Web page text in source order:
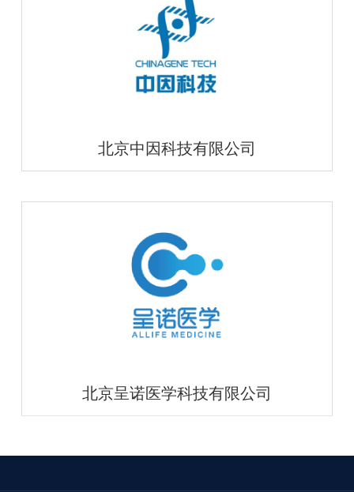
北京中因科技有限公司
北京呈诺医学科技有限公司